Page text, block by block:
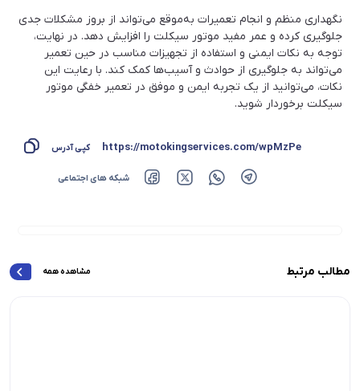
نگهداری منظم و انجام تعمیرات به‌موقع می‌تواند از بروز مشکلات جدی
جلوگیری کرده و عمر مفید موتور سیکلت را افزایش دهد. در نهایت،
توجه به نکات ایمنی و استفاده از تجهیزات مناسب در حین تعمیر
می‌تواند به جلوگیری از حوادث و آسیب‌ها کمک کند. با رعایت این
نکات، می‌توانید از یک تجربه ایمن و موفق در تعمیر خفگی موتور
سیکلت برخوردار شوید.
https://motokingservices.com/wpMzPe کپی آدرس
شبکه های اجتماعی
مطالب مرتبط مشاهده همه